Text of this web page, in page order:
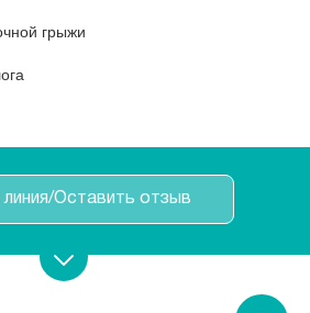
грыжи
линия/Оставить отзыв
на прием